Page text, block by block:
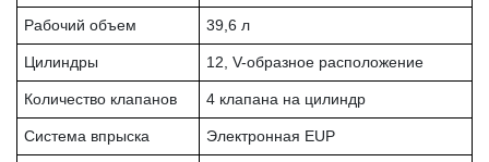
Рабочий объем 39,6 л
Цилиндры 12, V-образное расположение
Количество клапанов 4 клапана на цилиндр
Система впрыска Электронная EUP